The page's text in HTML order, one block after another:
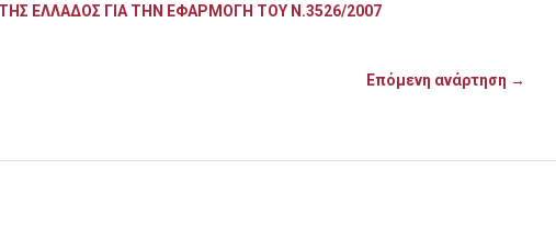
ΕΛΛΑΔΟΣ ΓΙΑ ΤΗΝ ΕΦΑΡΜΟΓΗ ΤΟΥ Ν.3526/2007
Επόμενη ανάρτηση →